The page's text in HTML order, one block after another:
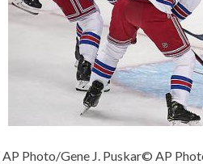
Photo/Gene J. Puskar© AP